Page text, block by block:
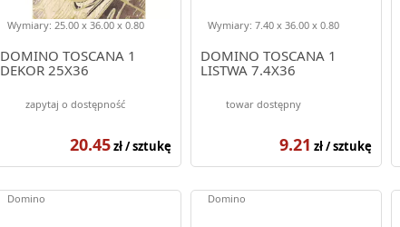
DOMINO TOSCANA 1
DEKOR 25X36
Wymiary: 25.00 x 36.00 x 0.80
zapytaj o dostępność
20.45zł / sztukę
DOMINO TOSCANA 1
LISTWA 7.4X36
Wymiary: 7.40 x 36.00 x 0.80
towar dostępny
9.21 zł / sztukę
Domino Domino